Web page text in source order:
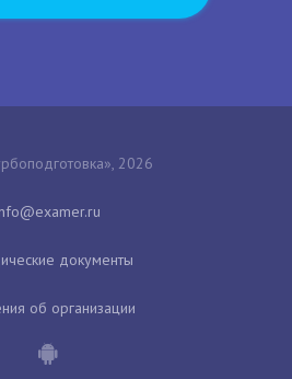
2026
документы
об организации